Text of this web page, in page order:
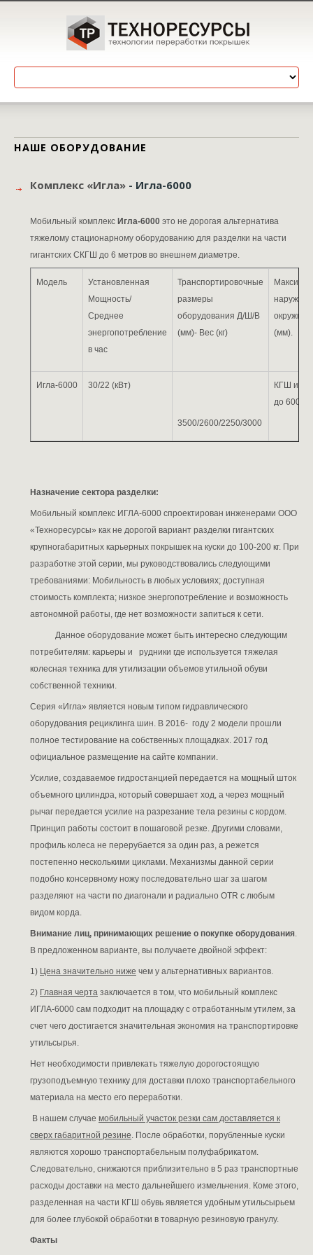
НАШЕ ОБОРУДОВАНИЕ
Комплекс «Игла» - Игла-6000
Мобильный комплекс Игла-6000 это не дорогая альтернатива
тяжелому стационарному оборудованию для разделки на части
гигантских СКГШ до 6 метров во внешнем диаметре.
Модель
Установленная
Мощность/
Среднее
энергопотребление
в час
Транспортировочные
размеры
оборудования Д/Ш/В
(мм)- Вес (кг)
наружная
(мм).
Игла-6000 30/22 (кВт)
3500/2600/2250/3000
КГШ и
до 6000
Назначение сектора разделки:
Мобильный комплекс ИГЛА-6000 спроектирован инженерами ООО
«Техноресурсы» как не дорогой вариант разделки гигантских
крупногабаритных карьерных покрышек на куски до 100-200 кг. При
разработке этой серии, мы руководствовались следующими
требованиями: Мобильность в любых условиях; доступная
стоимость комплекта; низкое энергопотребление и возможность
автономной работы, где нет возможности запиться к сети.
Данное оборудование может быть интересно следующим
потребителям: карьеры и рудники где используется тяжелая
колесная техника для утилизации объемов утильной обуви
собственной техники.
Серия «Игла» является новым типом гидравлического
оборудования рециклинга шин. В 2016- году 2 модели прошли
полное тестирование на собственных площадках. 2017 год
официальное размещение на сайте компании.
Усилие, создаваемое гидростанцией передается на мощный шток
объемного цилиндра, который совершает ход, а через мощный
рычаг передается усилие на разрезание тела резины с кордом.
Принцип работы состоит в пошаговой резке. Другими словами,
профиль колеса не перерубается за один раз, а режется
постепенно несколькими циклами. Механизмы данной серии
подобно консервному ножу последовательно шаг за шагом
разделяют на части по диагонали и радиально OTR с любым
видом корда.
Внимание лиц, принимающих решение о покупке оборудования.
В предложенном варианте, вы получаете двойной эффект:
1) Цена значительно ниже чем у альтернативных вариантов.
2) Главная черта заключается в том, что мобильный комплекс
ИГЛА-6000 сам подходит на площадку с отработанным утилем, за
счет чего достигается значительная экономия на транспортировке
утильсырья.
Нет необходимости привлекать тяжелую дорогостоящую
грузоподъемную технику для доставки плохо транспортабельного
материала на место его переработки.
В нашем случае мобильный участок резки сам доставляется к
сверх габаритной резине. После обработки, порубленные куски
являются хорошо транспортабельным полуфабрикатом.
Следовательно, снижаются приблизительно в 5 раз транспортные
расходы доставки на место дальнейшего измельчения. Коме этого,
разделенная на части КГШ обувь является удобным утильсырьем
для более глубокой обработки в товарную резиновую гранулу.
Факты